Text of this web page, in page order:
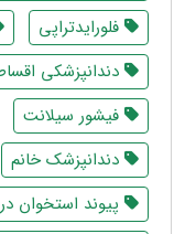
فلورایدتراپی
دندانپزشکی
فیشور سیلانت
دندانپزشک خانم
پیوند استخوان